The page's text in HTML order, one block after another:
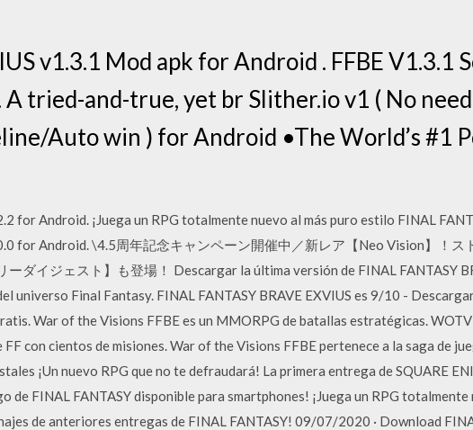
v1.3.1 Mod apk for Android . FFBE V1.3.1
tried-and-true, yet br Slither.io v1 ( No
Auto win ) for Android •The World’s #1
for Android. ¡Juega un RPG totalmente nuevo al más puro estilo FINAL
for Android. \4.5周年記念キャンペーン開催中／新レア【Neo Vision】！ス
ダイジェスト】も登場！ Descargar la última versión de FINAL FANTASY
universo Final Fantasy. FINAL FANTASY BRAVE EXVIUS es 9/10 -
War of the Visions FFBE es un MMORPG de batallas estratégicas.
con cientos de misiones. War of the Visions FFBE pertenece a la saga de
¡Un nuevo RPG que no te defraudará! La primera entrega de SQUARE
de FINAL FANTASY disponible para smartphones! ¡Juega un RPG totalmente
de anteriores entregas de FINAL FANTASY! 09/07/2020 · Download